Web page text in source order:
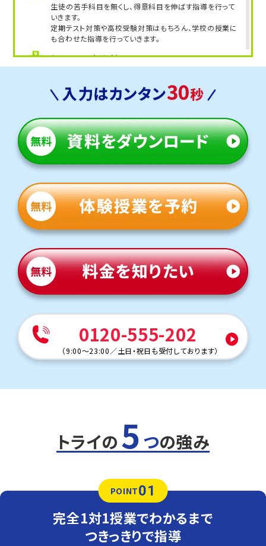
生徒の苦手科目を無くし、得意科目を伸ばす指導を行って
いきます。
定期テスト対策や高校受験対策はもちろん、学校の授業に
も合わせた指導を行っていきます。
保土ケ谷中学校
は、学校では行き届きにくい部分まで丁寧に寄り添いなが
ら指導を行っています。
他にも以下の学校に対応しています
【私立中学校】
学習院女子中学校、青山学院中等部、法政第二中学校・逗子開成
中学校・攻玉社・横浜共立学園・桐蔭学園中学校・鴎友学園女子中
浜中学校・横浜富士見ヶ丘学園中学校・聖園女学院中学校・横浜
女学院中学校・関東学院中学校・山手学院中学校・清泉女学院
0120-555-202
（9:00～23:00 ／土日・祝日も受付しております）
トライの 5 つの強み
POINT01
完全1対1授業でわかるまで
つきっきりで指導